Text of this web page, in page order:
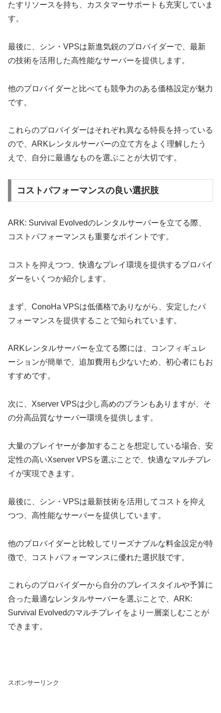
たすリソースを持ち、カスタマーサポートも充実していま
す。
最後に、シン・VPSは新進気鋭のプロバイダーで、最新
の技術を活用した高性能なサーバーを提供します。
他のプロバイダーと比べても競争力のある価格設定が魅力
です。
これらのプロバイダーはそれぞれ異なる特長を持っている
ので、ARKレンタルサーバーの立て方をよく理解したう
えで、自分に最適なものを選ぶことが大切です。
コストパフォーマンスの良い選択肢
ARK: Survival Evolvedのレンタルサーバーを立てる際、
コストパフォーマンスも重要なポイントです。
コストを抑えつつ、快適なプレイ環境を提供するプロバイ
ダーをいくつか紹介します。
まず、ConoHa VPSは低価格でありながら、安定したパ
フォーマンスを提供することで知られています。
ARKレンタルサーバーを立てる際には、コンフィギュレ
ーションが簡単で、追加費用も少ないため、初心者にもお
すすめです。
次に、Xserver VPSは少し高めのプランもありますが、そ
の分高品質なサーバー環境を提供します。
大量のプレイヤーが参加することを想定している場合、安
定性の高いXserver VPSを選ぶことで、快適なマルチプレ
イが実現できます。
最後に、シン・VPSは最新技術を活用してコストを抑え
つつ、高性能なサーバーを提供しています。
他のプロバイダーと比較してリーズナブルな料金設定が特
徴で、コストパフォーマンスに優れた選択肢です。
これらのプロバイダーから自分のプレイスタイルや予算に
合った最適なレンタルサーバーを選ぶことで、ARK:
Survival Evolvedのマルチプレイをより一層楽しむことが
できます。
スポンサーリンク